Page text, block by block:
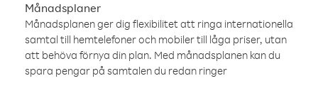
Månadsplaner
Månadsplanen ger dig flexibilitet att ringa internationella
samtal till hemtelefoner och mobiler till låga priser, utan
att behöva förnya din plan. Med månadsplanen kan du
spara pengar på samtalen du redan ringer